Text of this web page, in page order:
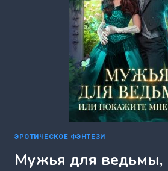
ЭРОТИЧЕСКОЕ ФЭНТЕЗИ
Мужья для ведьмы,